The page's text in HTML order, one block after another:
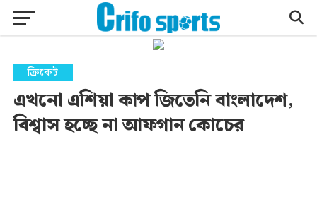
ক্রিকেট
এখনো এশিয়া কাপ জিতেনি বাংলাদেশ,
বিশ্বাস হচ্ছে না আফগান কোচের